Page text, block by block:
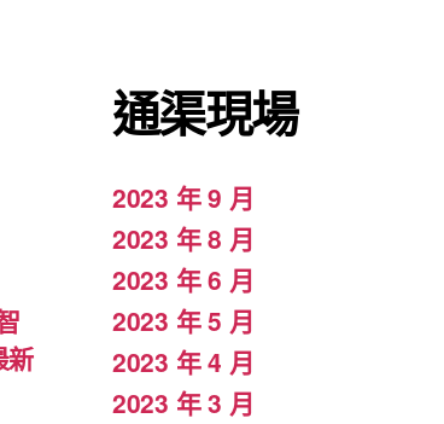
新
通渠現場
2023 年 9 月
2023 年 8 月
2023 年 6 月
2023 年 5 月
2023 年 4 月
2023 年 3 月